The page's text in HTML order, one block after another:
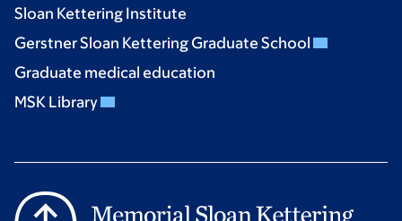
Sloan Kettering Institute
Gerstner Sloan Kettering Graduate School
Graduate medical education
MSK Library